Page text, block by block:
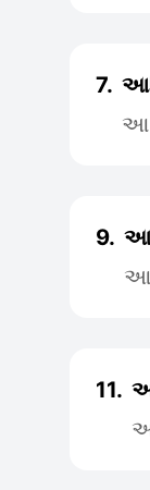
7.
આ
9.
આ
11.
આ